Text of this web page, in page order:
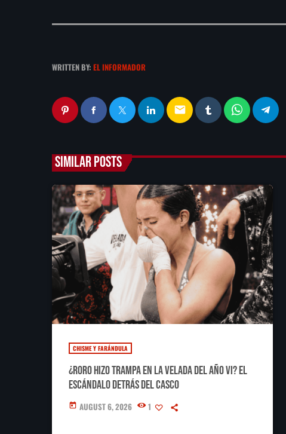
WRITTEN BY: EL INFORMADOR
email
SIMILAR POSTS
CHISME Y FARÁNDULA
¿RoRo hizo trampa en La Velada del Año VI? El
escándalo detrás del casco
today AUGUST 6, 2026 1